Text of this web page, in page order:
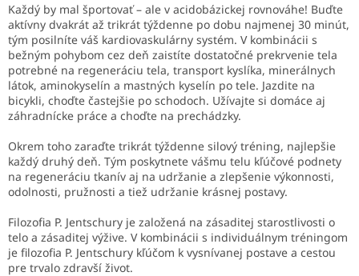
Každý by mal športovať – ale v acidobázickej rovnováhe! Buďte
aktívny dvakrát až trikrát týždenne po dobu najmenej 30 minút,
tým posilníte váš kardiovaskulárny systém. V kombinácii s
bežným pohybom cez deň zaistíte dostatočné prekrvenie tela
potrebné na regeneráciu tela, transport kyslíka, minerálnych
látok, aminokyselín a mastných kyselín po tele. Jazdite na
bicykli, choďte častejšie po schodoch. Užívajte si domáce aj
záhradnícke práce a choďte na prechádzky.
Okrem toho zaraďte trikrát týždenne silový tréning, najlepšie
každý druhý deň. Tým poskytnete vášmu telu kľúčové podnety
na regeneráciu tkanív aj na udržanie a zlepšenie výkonnosti,
odolnosti, pružnosti a tiež udržanie krásnej postavy.
Filozofia P. Jentschury je založená na zásaditej starostlivosti o
telo a zásaditej výžive. V kombinácii s individuálnym tréningom
je filozofia P. Jentschury kľúčom k vysnívanej postave a cestou
pre trvalo zdravší život.